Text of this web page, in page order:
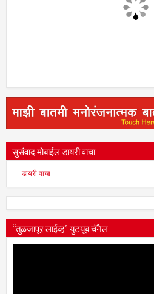
सुसंवाद मोबाईल डायरी वाचा
डायरी वाचा
“तुळजापूर लाईव्ह” युटयूब चॅनेल